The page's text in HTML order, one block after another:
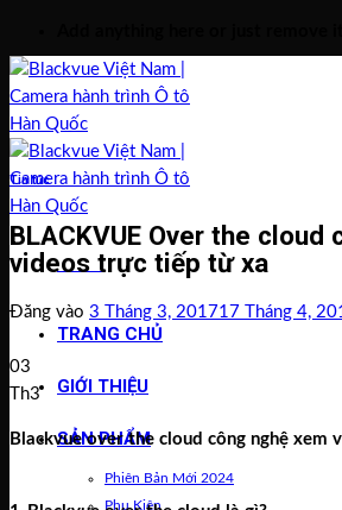
qua
nội
dung
Menu
TRANG CHỦ
GIỚI THIỆU
SẢN PHẨM
Phiên Bản Mới 2024
Phụ Kiện
Tin tức
BLACKVUE Over the cloud
videos trực tiếp từ xa
Đăng vào 3 Tháng 3, 201717 Tháng 4,
03
Th3
Blackvue over the cloud công nghệ